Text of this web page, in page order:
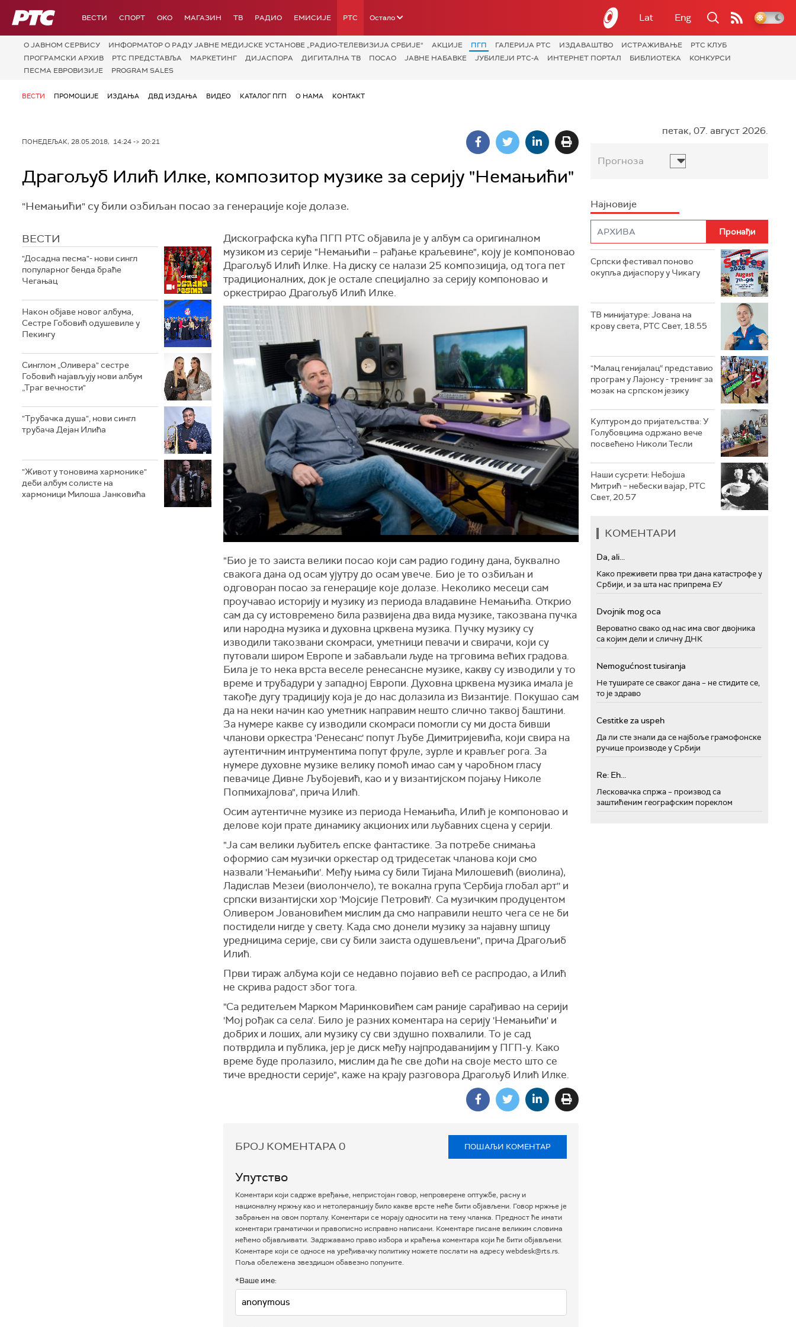
РТС ВЕСТИ СПОРТ OKO МАГАЗИН ТВ РАДИО ЕМИСИЈЕ РТС Остало Lat Eng
О JАВНОМ СЕРВИСУ ИНФОРМАТОР О РАДУ ЈАВНЕ МЕДИЈСКЕ УСТАНОВЕ „РАДИО-ТЕЛЕВИЗИЈА СРБИЈЕ“ АКЦИЈЕ ПГП ГАЛЕРИЈА РТС ИЗДАВАШТВО ИСТРАЖИВАЊЕ
РТС КЛУБ
ПРОГРАМСКИ АРХИВ
РТС ПРЕДСТАВЉА МАРКЕТИНГ ДИЈАСПОРА ДИГИТАЛНА ТВ ПОСАО ЈАВНЕ НАБАВКЕ ЈУБИЛЕЈИ РТС-А ИНТЕРНЕТ ПОРТАЛ БИБЛИОТЕКА
КОНКУРСИ
ПЕСМА ЕВРОВИЗИЈЕ
PROGRAM SALES
ВЕСТИ ПРОМОЦИЈЕ ИЗДАЊА ДВД ИЗДАЊА ВИДЕО КАТАЛОГ ПГП О НАМА КОНТАКТ
ПОНЕДЕЉАК, 28.05.2018, 14:24 -> 20:21
Драгољуб Илић Илке, композитор музике за серију "Немањићи"
"Немањићи" су били озбиљан посао за генерације које долазе.
ВЕСТИ
"Досадна песма"- нови сингл
популарног бенда браће
Чегањац
Након објаве новог албума,
Сестре Гобовић одушевиле у
Пекингу
Синглом „Оливера" сестре
Гобовић најављују нови албум
„Траг вечности"
"Трубачка душа", нови сингл
трубача Дејан Илића
"Живот у тоновима хармонике"
деби албум солисте на
хармоници Милоша Јанковића
Дискографска кућа ПГП РТС објавила је у албум са оригиналном
музиком из серије "Немањићи – рађање краљевине", коју је компоновао
Драгољуб Илић Илке. На диску се налази 25 композиција, од тога пет
традиционалних, док је остале специјално за серију компоновао и
оркестрирао Драгољуб Илић Илке.
"Био је то заиста велики посао који сам радио годину дана, буквално
свакога дана од осам ујутру до осам увече. Био је то озбиљан и
одговоран посао за генерације које долазе. Неколико месеци сам
проучавао историју и музику из периода владавине Немањића. Открио
сам да су истовремено била развијена два вида музике, такозвана пучка
или народна музика и духовна црквена музика. Пучку музику су
изводили такозвани скомраси, уметници певачи и свирачи, који су
путовали широм Европе и забављали људе на трговима већих градова.
Била је то нека врста веселе ренесансне музике, какву су изводили у то
време и трубадури у западној Европи. Духовна црквена музика имала је
такође дугу традицију која је до нас долазила из Византије. Покушао сам
да на неки начин као уметник направим нешто слично таквој баштини.
За нумере какве су изводили скомраси помогли су ми доста бивши
чланови оркестра 'Ренесанс' попут Љубе Димитријевића, који свира на
аутентичним интрументима попут фруле, зурле и крављег рога. За
нумере духовне музике велику помоћ имао сам у чаробном гласу
певачице Дивне Љубојевић, као и у византијском појању Николе
Попмихајлова", прича Илић.
Осим аутентичне музике из периода Немањића, Илић је компоновао и
делове који прате динамику акционих или љубавних сцена у серији.
"Ја сам велики љубитељ епске фантастике. За потребе снимања
оформио сам музички оркестар од тридесетак чланова који смо
назвали 'Немањићи'. Међу њима су били Тијана Милошевић (виолина),
Ладислав Мезеи (виолончело), те вокална група 'Сербија глобал арт'' и
српски византијски хор 'Мојсије Петровић'. Са музичким продуцентом
Оливером Јовановићем мислим да смо направили нешто чега се не би
постидели нигде у свету. Када смо донели музику за најавну шпицу
уредницима серије, сви су били заиста одушевљени", прича Драгољиб
Илић.
Први тираж албума који се недавно појавио већ се распродао, а Илић
не скрива радост због тога.
"Са редитељем Марком Маринковићем сам раније сарађивао на серији
'Мој рођак са села'. Било је разних коментара на серију 'Немањићи' и
добрих и лоших, али музику су сви здушно похвалили. То је сад
потврдила и публика, јер је диск међу најпродаванијим у ПГП-у. Како
време буде пролазило, мислим да ће све доћи на своје место што се
тиче вредности серије", каже на крају разговора Драгољуб Илић Илке.
БРОЈ КОМЕНТАРА0 ПОШАЉИ КОМЕНТАР
Упутство
Коментари који садрже вређање, непристојан говор, непроверене оптужбе, расну и
националну мржњу као и нетолеранцију било какве врсте неће бити објављени. Говор мржње је
забрањен на овом порталу. Коментари се морају односити на тему чланка. Предност ће имати
коментари граматички и правописно исправно написани. Коментаре писане великим словима
нећемо објављивати. Задржавамо право избора и краћења коментара који ће бити објављени.
Коментаре који се односе на уређивачку политику можете послати на адресу webdesk@rts.rs.
Поља обележена звездицом обавезно попуните.
*Ваше име:
петак, 07. август 2026.
Прогноза
Најновије
Српски фестивал поново
окупља дијаспору у Чикагу
ТВ минијатуре: Јована на
крову света, РТС Свет, 18.55
"Малац генијалац“ представио
програм у Лајонсу - тренинг за
мозак на српском језику
Културом до пријатељства: У
Голубовцима одржано вече
посвећено Николи Тесли
Наши сусрети: Небојша
Митрић – небески вајар, РТС
Свет, 20.57
КОМЕНТАРИ
Da, ali...
Како преживети прва три дана катастрофе у
Србији, и за шта нас припрема ЕУ
Dvojnik mog oca
Вероватно свако од нас има свог двојника
са којим дели и сличну ДНК
Nemogućnost tusiranja
Не туширате се сваког дана – не стидите се,
то је здраво
Cestitke za uspeh
Да ли сте знали да се најбоље грамофонске
ручице производе у Србији
Re: Eh...
Лесковачка спржа – производ са
заштићеним географским пореклом